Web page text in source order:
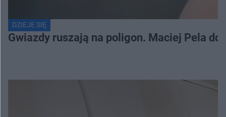
DZIEJE SIĘ
Gwiazdy ruszają na poligon. Maciej Pela